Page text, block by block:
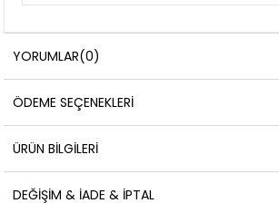
YORUMLAR(0)
ÖDEME SEÇENEKLERI
ÜRÜN BILGILERI
DEĞIŞIM & İADE & İPTAL